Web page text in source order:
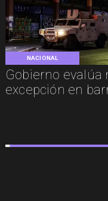
NACIONAL
Gobierno evalúa
excepción en